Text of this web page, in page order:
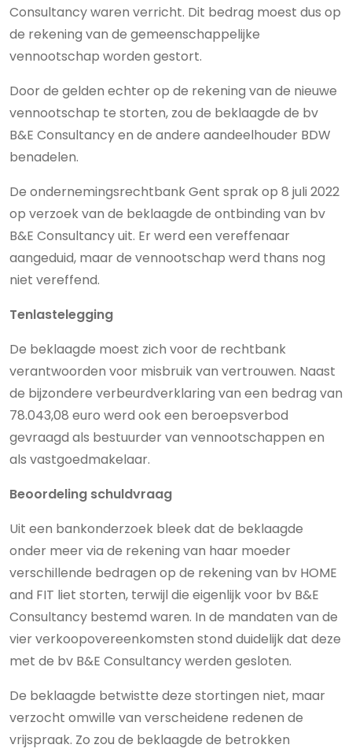
Consultancy waren verricht. Dit bedrag moest dus op
de rekening van de gemeenschappelijke
vennootschap worden gestort.
Door de gelden echter op de rekening van de nieuwe
vennootschap te storten, zou de beklaagde de bv
B&E Consultancy en de andere aandeelhouder BDW
benadelen.
De ondernemingsrechtbank Gent sprak op 8 juli 2022
op verzoek van de beklaagde de ontbinding van bv
B&E Consultancy uit. Er werd een vereffenaar
aangeduid, maar de vennootschap werd thans nog
niet vereffend.
Tenlastelegging
De beklaagde moest zich voor de rechtbank
verantwoorden voor misbruik van vertrouwen. Naast
de bijzondere verbeurdverklaring van een bedrag van
78.043,08 euro werd ook een beroepsverbod
gevraagd als bestuurder van vennootschappen en
als vastgoedmakelaar.
Beoordeling schuldvraag
Uit een bankonderzoek bleek dat de beklaagde
onder meer via de rekening van haar moeder
verschillende bedragen op de rekening van bv HOME
and FIT liet storten, terwijl die eigenlijk voor bv B&E
Consultancy bestemd waren. In de mandaten van de
vier verkoopovereenkomsten stond duidelijk dat deze
met de bv B&E Consultancy werden gesloten.
De beklaagde betwistte deze stortingen niet, maar
verzocht omwille van verscheidene redenen de
vrijspraak. Zo zou de beklaagde de betrokken